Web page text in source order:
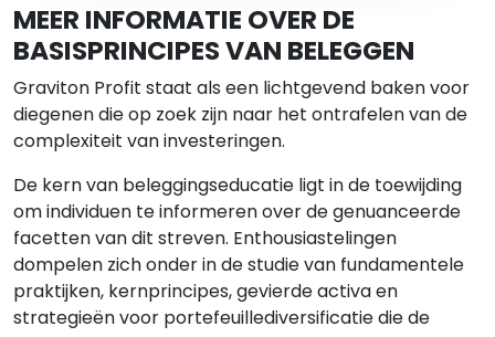
MEER INFORMATIE OVER DE
BASISPRINCIPES VAN BELEGGEN
Graviton Profit staat als een lichtgevend baken voor
diegenen die op zoek zijn naar het ontrafelen van de
complexiteit van investeringen.
De kern van beleggingseducatie ligt in de toewijding
om individuen te informeren over de genuanceerde
facetten van dit streven. Enthousiastelingen
dompelen zich onder in de studie van fundamentele
praktijken, kernprincipes, gevierde activa en
strategieën voor portefeuillediversificatie die de